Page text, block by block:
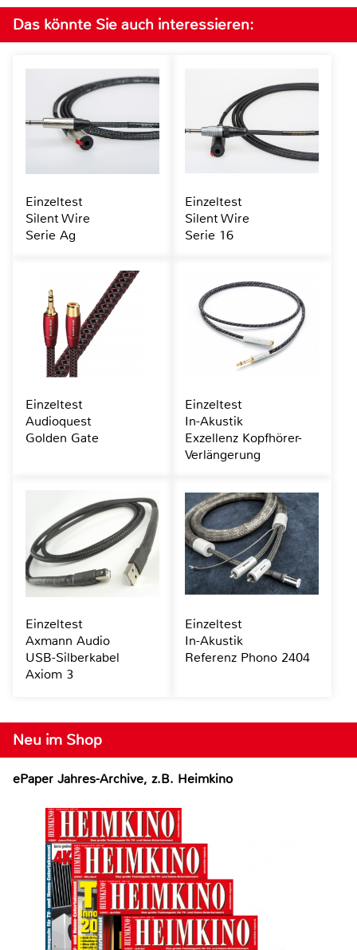
Neu im Shop
ePaper Jahres-Archive, z.B. Heimkino
Das könnte Sie auch interessieren:
Einzeltest
Silent Wire
Serie Ag
Einzeltest
Silent Wire
Serie 16
Einzeltest
Audioquest
Golden Gate
Einzeltest
In-Akustik
Exzellenz Kopfhörer-
Verlängerung
Einzeltest
Axmann Audio
USB-Silberkabel
Axiom 3
Einzeltest
In-Akustik
Referenz Phono 2404